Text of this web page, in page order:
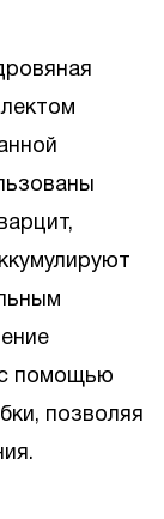
помощью
позволяя